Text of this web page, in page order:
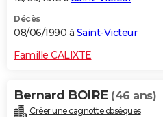
Décès
08/06/1990 à Saint-Victeur
Famille CALIXTE
Bernard BOIRE (46 ans)
Créer une cagnotte obsèques